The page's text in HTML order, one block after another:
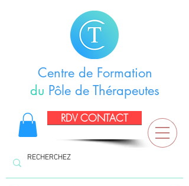
Centre de Formation
du Pôle de Thérapeutes
RDV CONTACT